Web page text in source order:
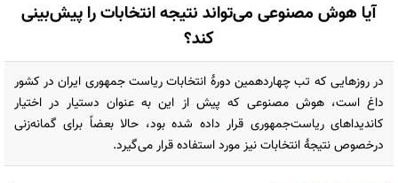
آیا هوش مصنوعی می‌تواند نتیجه انتخابات را پیش‌بینی
کند؟
در روزهایی که تب چهاردهمین دورۀ انتخابات ریاست جمهوری ایران در کشور
داغ است، هوش مصنوعی که پیش از این به عنوان دستیار در اختیار
کاندیداهای ریاست‌جمهوری قرار داده شده بود، حالا بعضاً برای گمانه‌زنی
درخصوص نتیجۀ انتخابات نیز مورد استفاده قرار می‌گیرد.